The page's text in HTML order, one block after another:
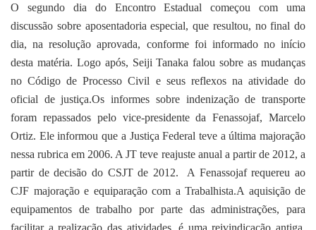
O segundo dia do Encontro Estadual começou com uma
discussão sobre aposentadoria especial, que resultou, no final do
dia, na resolução aprovada, conforme foi informado no início
desta matéria. Logo após, Seiji Tanaka falou sobre as mudanças
no Código de Processo Civil e seus reflexos na atividade do
oficial de justiça.Os informes sobre indenização de transporte
foram repassados pelo vice-presidente da Fenassojaf, Marcelo
Ortiz. Ele informou que a Justiça Federal teve a última majoração
nessa rubrica em 2006. A JT teve reajuste anual a partir de 2012, a
partir de decisão do CSJT de 2012. A Fenassojaf requereu ao
CJF majoração e equiparação com a Trabalhista.A aquisição de
equipamentos de trabalho por parte das administrações, para
facilitar a realização das atividades, é uma reivindicação antiga.